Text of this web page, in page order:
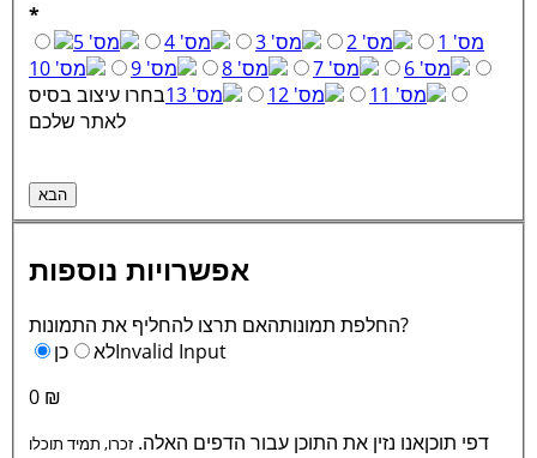
*
מס' 1
מס' 2 מס' 3 מס' 4
מס' 5
מס' 6
מס' 7 מס' 8 מס' 9
מס' 10
מס' 11
מס' 12 מס' 13
בחרו עיצוב בסיס
לאתר שלכם
אפשרויות נוספות
החלפת תמונותהאם תרצו להחליף את התמונות?
לא
כן
Invalid Input
0 ₪
דפי תוכןאנו נזין את התוכן עבור הדפים האלה. זכרו, תמיד תוכלו